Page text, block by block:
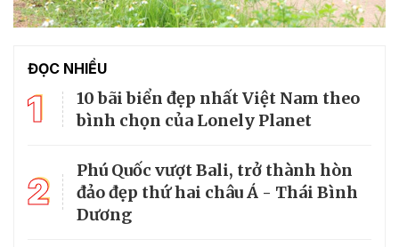
ĐỌC NHIỀU
1
10 bãi biển đẹp nhất Việt Nam theo
bình chọn của Lonely Planet
2
Phú Quốc vượt Bali, trở thành hòn
đảo đẹp thứ hai châu Á - Thái Bình
Dương